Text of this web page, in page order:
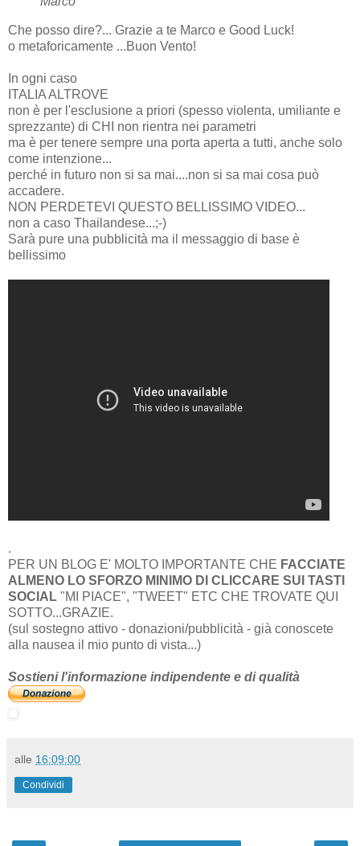
Che posso dire?... Grazie a te Marco e Good Luck!
o metaforicamente ...Buon Vento!
In ogni caso
ITALIA ALTROVE
non è per l'esclusione a priori (spesso violenta, umiliante e
sprezzante) di CHI non rientra nei parametri
ma è per tenere sempre una porta aperta a tutti, anche solo
come intenzione...
perché in futuro non si sa mai....non si sa mai cosa può
accadere.
NON PERDETEVI QUESTO BELLISSIMO VIDEO...
non a caso Thailandese...;-)
Sarà pure una pubblicità ma il messaggio di base è
bellissimo
.
PER UN BLOG E' MOLTO IMPORTANTE CHE FACCIATE
ALMENO LO SFORZO MINIMO DI CLICCARE SUI TASTI
SOCIAL "MI PIACE", "TWEET" ETC CHE TROVATE QUI
SOTTO...GRAZIE.
(sul sostegno attivo - donazioni/pubblicità - già conoscete
alla nausea il mio punto di vista...)
Sostieni l'informazione indipendente e di qualità
alle 16:09:00
Condividi